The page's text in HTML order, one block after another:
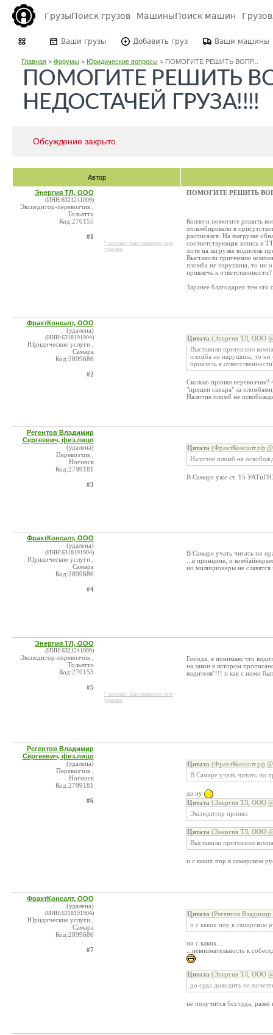
ГрузыПоиск грузов МашиныПоиск машин
Ваши грузы Добавить груз Ваши машины
Главная> Форумы> Юридические вопросы> ПОМОГИТЕ РЕШИТЬ ВОПР...
ПОМОГИТЕ РЕШИТЬ
НЕДОСТАЧЕЙ ГРУЗА!!!!
Обсуждение закрыто.
Автор
Энергия ТЛ, ООО
(ИНН:6321241009)
Экспедитор-перевозчик ,
Тольятти
Код:270155
#1
* контакт был изменен или
удален
ПОМОГИТЕ РЕШИТЬ
Коллеги помогите решить
опламбировали в
расписался. На выгрузке
соответствующая запись в
хотя на загрузке водитель
Выставили притензию
пломба не нарушина, то ни
привлечь к ответственности?
Заранее благодарен тем кто
ФрахтКонсалт, ООО
(удалена)
(ИНН:6318191904)
Юридические услуги ,
Самара
Код:2899686
#2
Цитата (Энергия ТЛ, ООО
Выставили притензию
пломба не нарушина, то ни
привлечь к
Сколько принял
"прицеп сахара" за
Наличие пломб не
Регентов Владимир
Сергеевич, физ.лицо
(удалена)
Перевозчик ,
Ногинск
Код:2799181
#3
Цитата (ФрахтКонсалт.рф
Наличие пломб не
В Самаре уже ст. 15
ФрахтКонсалт, ООО
(удалена)
(ИНН:6318191904)
Юридические услуги ,
Самара
Код:2899686
#4
В Самаре учать читать по
...в принципе, и
но милиционеры не
Энергия ТЛ, ООО
(ИНН:6321241009)
Экспедитор-перевозчик ,
Тольятти
Код:270155
#5
* контакт был изменен или
удален
Гопода, я понимаю что
на закон в котором
водителя"!!! и как с ними
Регентов Владимир
Сергеевич, физ.лицо
(удалена)
Перевозчик ,
Ногинск
Код:2799181
#6
Цитата (ФрахтКонсалт.рф
В Самаре учать читать по
да ну
Цитата (Энергия ТЛ, ООО
Экспедитор принял
Цитата (Энергия ТЛ, ООО
Выставили притензию
и с каких пор в самарском
ФрахтКонсалт, ООО
(удалена)
(ИНН:6318191904)
Юридические услуги ,
Самара
Код:2899686
#7
Цитата (Регентов
и с каких пор в самарском
ни с каких...
...невнимательность к
Цитата (Энергия ТЛ, ООО
до суда доводить не
не получится без суда,